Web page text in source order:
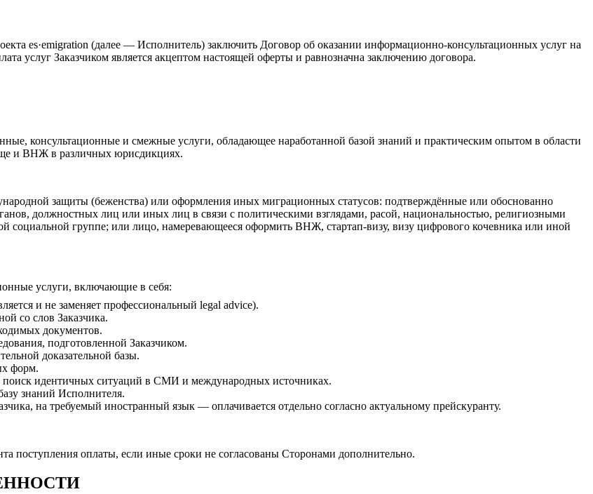
es·emigration (далее — Исполнитель) заключить Договор об оказании информационно-консультационных услуг на
услуг Заказчиком является акцептом настоящей оферты и равнозначна заключению договора.
консультационные и смежные услуги, обладающее наработанной базой знаний и практическим опытом в области
и ВНЖ в различных юрисдикциях.
защиты (беженства) или оформления иных миграционных статусов: подтверждённые или обоснованно
должностных лиц или иных лиц в связи с политическими взглядами, расой, национальностью, религиозными
группе; или лицо, намеревающееся оформить ВНЖ, стартап-визу, визу цифрового кочевника или иной
услуги, включающие в себя:
и не заменяет профессиональный legal advice).
со слов Заказчика.
документов.
подготовленной Заказчиком.
доказательной базы.
форм.
поиск идентичных ситуаций в СМИ и международных источниках.
знаний Исполнителя.
на требуемый иностранный язык — оплачивается отдельно согласно актуальному прейскуранту.
поступления оплаты, если иные сроки не согласованы Сторонами дополнительно.